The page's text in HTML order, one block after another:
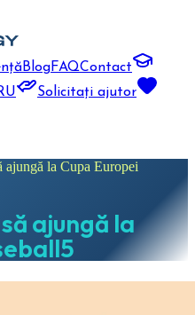
BlogFAQContact
Solicitați ajutor
ajungă la Cupa Europei
ajungă la